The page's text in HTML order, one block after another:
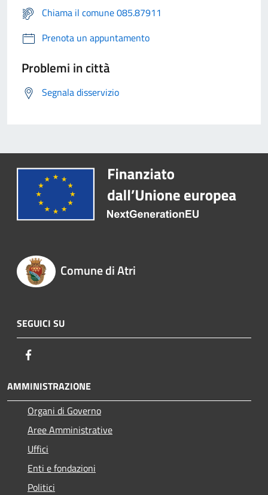
Chiama il comune 085.87911
Prenota un appuntamento
Problemi in città
Segnala disservizio
Comune di Atri
SEGUICI SU
AMMINISTRAZIONE
Organi di Governo
Aree Amministrative
Uffici
Enti e fondazioni
Politici